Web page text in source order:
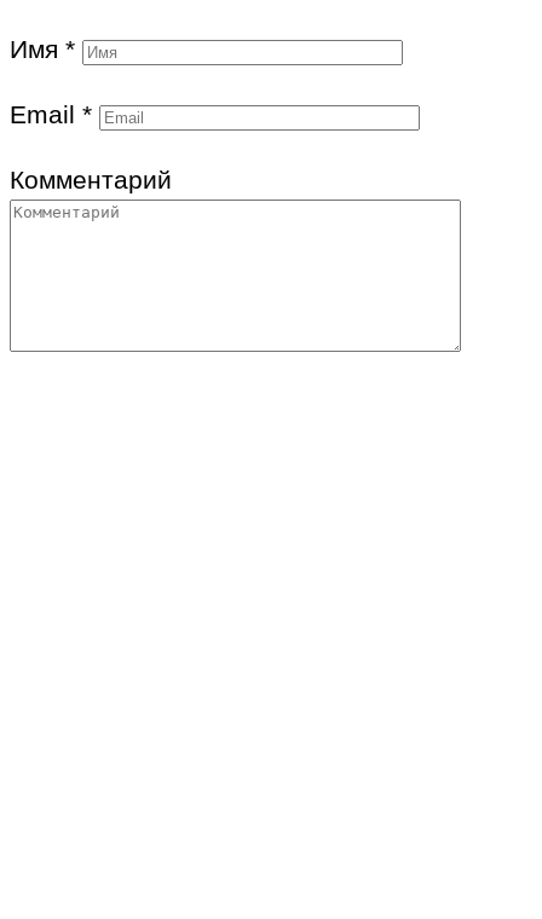
Имя *
Email *
Комментарий